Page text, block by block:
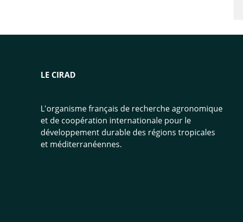
LE CIRAD
L'organisme français de recherche agronomique
et de coopération internationale pour le
développement durable des régions tropicales
et méditerranéennes.